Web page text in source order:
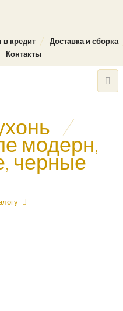
в кредит
Доставка и сборка
Контакты
/
модерн,
черные